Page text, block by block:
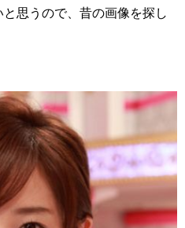
思うので、昔の画像を探し